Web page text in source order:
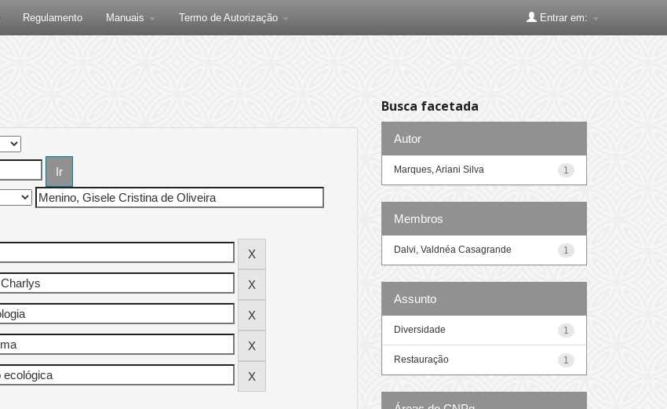
Regulamento Manuais Termo de Autorização Entrar em:
Busca facetada
Autor
1
Marques, Ariani Silva
Membros
1
Dalvi, Valdnéa Casagrande
Assunto
1
Diversidade
1
Restauração